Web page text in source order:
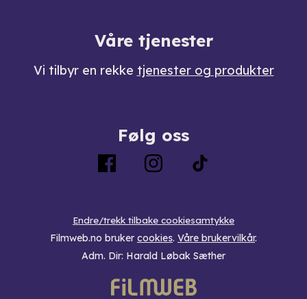
Våre tjenester
Vi tilbyr en rekke tjenester og produkter
Følg oss
Endre/trekk tilbake cookiesamtykke
Filmweb.no bruker cookies. Våre brukervilkår.
Adm. Dir: Harald Løbak Sæther